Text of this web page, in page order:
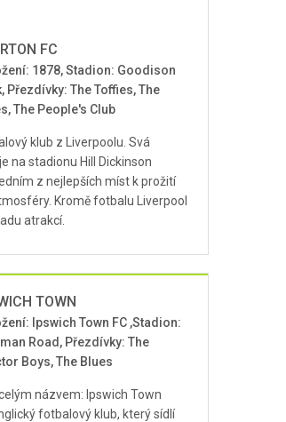
FC
1878, Stadion: Goodison
Přezdívky: The Toffies, The
The People's Club
klub z Liverpoolu. Svá
na stadionu Hill Dickinson
z nejlepších míst k prožití
Kromě fotbalu Liverpool
atrakcí.
TOWN
Ipswich Town FC ,Stadion:
Road, Přezdívky: The
Boys, The Blues
názvem: Ipswich Town
fotbalový klub, který sídlí